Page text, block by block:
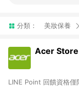
分類： 美妝保養
Acer Store
LINE Point 回饋資格僅